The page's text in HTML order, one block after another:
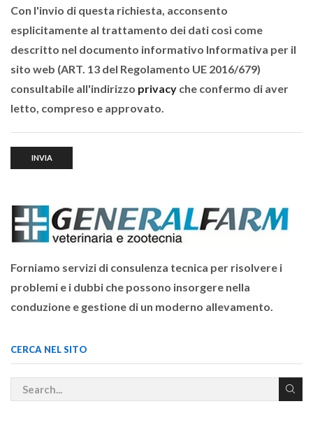
Con l'invio di questa richiesta, acconsento
esplicitamente al trattamento dei dati così come
descritto nel documento informativo Informativa per il
sito web (ART. 13 del Regolamento UE 2016/679)
consultabile all'indirizzo privacy che confermo di aver
letto, compreso e approvato.
Forniamo servizi di consulenza tecnica per risolvere i
problemi e i dubbi che possono insorgere nella
conduzione e gestione di un moderno allevamento.
CERCA NEL SITO